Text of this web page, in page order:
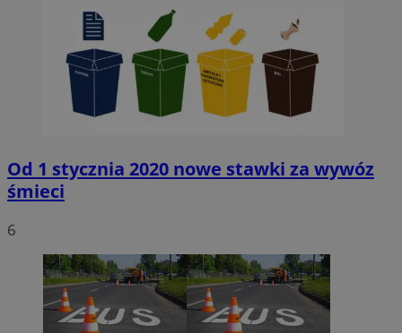
Od 1 stycznia 2020 nowe stawki za wywóz
śmieci
6